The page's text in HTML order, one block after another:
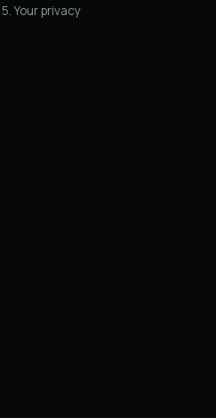
Your privacy